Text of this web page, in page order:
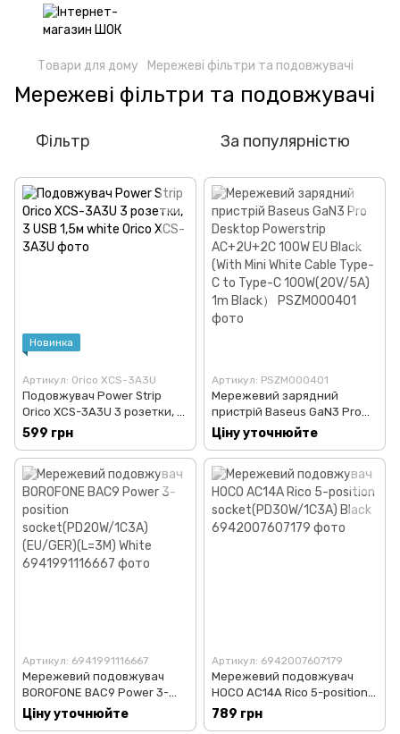
Товари для дому Мережеві фільтри та подовжувачі
Мережеві фільтри та подовжувачі
Фільтр За популярністю
Новинка
Артикул: Orico XCS-3A3U
Подовжувач Power Strip
Orico XCS-3A3U 3 розетки, 3
USB 1,5м white
599 грн
Артикул: PSZM000401
Мережевий зарядний
пристрій Baseus GaN3 Pro
Desktop Powerstrip
AC+2U+2C 100W EU Black
(With Mini White Cable Type-C
to Type-C 100W(20V/5A) 1m
Black）
Ціну уточнюйте
Артикул: 6941991116667
Мережевий подовжувач
BOROFONE BAC9 Power 3-
position socket(PD20W/1C3A)
(EU/GER)(L=3M) White
Ціну уточнюйте
Артикул: 6942007607179
Мережевий подовжувач
HOCO AC14A Rico 5-position
socket(PD30W/1C3A) Black
789 грн